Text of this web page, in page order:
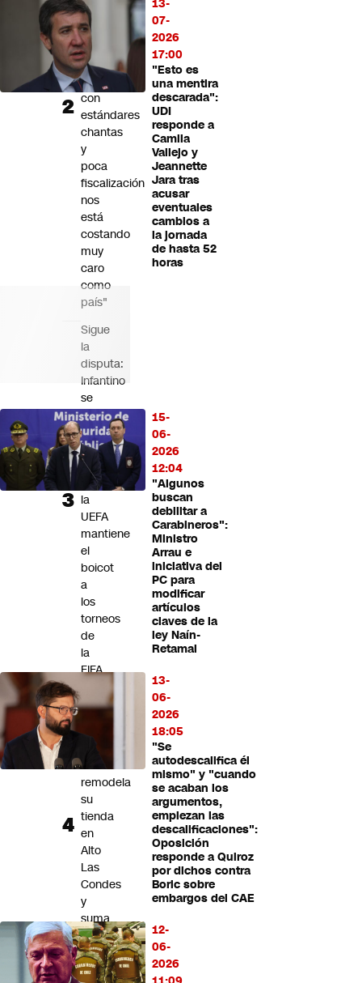
13-
07-
2026
17:00
"Esto es
una mentira
descarada":
UDI
responde a
Camila
Vallejo y
Jeannette
Jara tras
acusar
eventuales
cambios a
la jornada
de hasta 52
horas
15-
06-
2026
12:04
"Algunos
buscan
debilitar a
Carabineros":
Ministro
Arrau e
iniciativa del
PC para
modificar
artículos
claves de la
ley Naín-
Retamal
13-
06-
2026
18:05
"Se
autodescalifica él
mismo" y "cuando
se acaban los
argumentos,
empiezan las
descalificaciones":
Oposición
responde a Quiroz
por dichos contra
Boric sobre
embargos del CAE
12-
06-
2026
inundación:
"Construir
en
cualquier
parte
con
estándares
chantas
y
poca
fiscalización
nos
está
costando
muy
caro
como
país"
Sigue
la
disputa:
Infantino
se
disculpa
por
los
"errores",
pero
la
UEFA
mantiene
el
boicot
a
los
torneos
de
la
FIFA
Cómo
el
retail:
Paris
remodela
su
tienda
en
Alto
Las
Condes
y
suma
nuevos
servicios
A